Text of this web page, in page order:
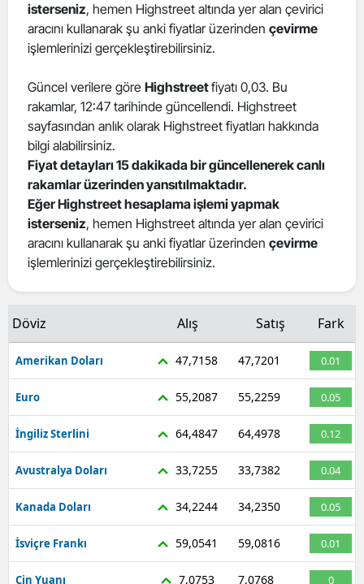
Eskişehir
Gaziantep
Gümüşhane
Hatay
Isparta
Mersin
Kars
Kastamonu
Kırklareli
Kırşehir
Kocaeli
Konya
Kütahya
isterseniz, hemen Highstreet altında yer alan çevirici
aracını kullanarak şu anki fiyatlar üzerinden çevirme
işlemlerinizi gerçekleştirebilirsiniz.
Güncel verilere göre Highstreetfiyatı 0,03. Bu
rakamlar, 12:47 tarihinde güncellendi. Highstreet
sayfasından anlık olarak Highstreet fiyatları hakkında
bilgi alabilirsiniz.
Fiyat detayları 15 dakikada bir güncellenerek canlı
rakamlar üzerinden yansıtılmaktadır.
Eğer Highstreet hesaplama işlemi yapmak
isterseniz, hemen Highstreet altında yer alan çevirici
aracını kullanarak şu anki fiyatlar üzerinden çevirme
işlemlerinizi gerçekleştirebilirsiniz.
Döviz Alış Satış Fark
Amerikan Doları 47,7158 47,7201 0.01
Euro 55,2087 55,2259 0.05
İngiliz Sterlini 64,4847 64,4978 0.12
Avustralya Doları 33,7255 33,7382 0.04
Kanada Doları 34,2244 34,2350 0.05
İsviçre Frankı 59,0541 59,0816 0.01
Çin Yuanı 7,0753 7,0768 0